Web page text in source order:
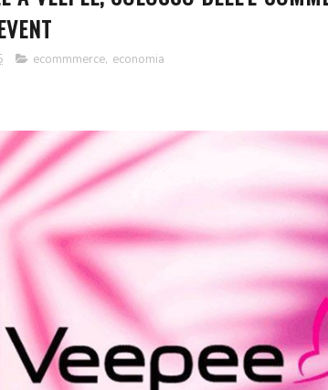
ecommmerce, economia